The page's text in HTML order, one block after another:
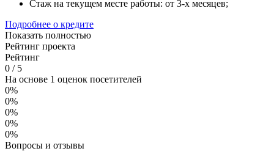
Стаж на текущем месте работы: от 3-х месяцев;
Подробнее о кредите
Показать полностью
Рейтинг проекта
Рейтинг
0 /5
На основе 1 оценок посетителей
0%
0%
0%
0%
0%
Вопросы и отзывы